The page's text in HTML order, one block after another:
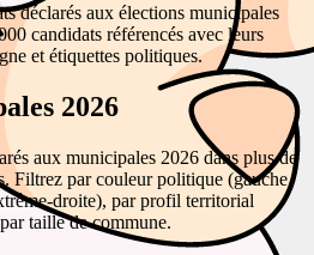
déclarés aux élections municipales
candidats référencés avec leurs
et étiquettes politiques.
2026
aux municipales 2026 dans plus de
Filtrez par couleur politique (gauche,
droite), par profil territorial
taille de commune.